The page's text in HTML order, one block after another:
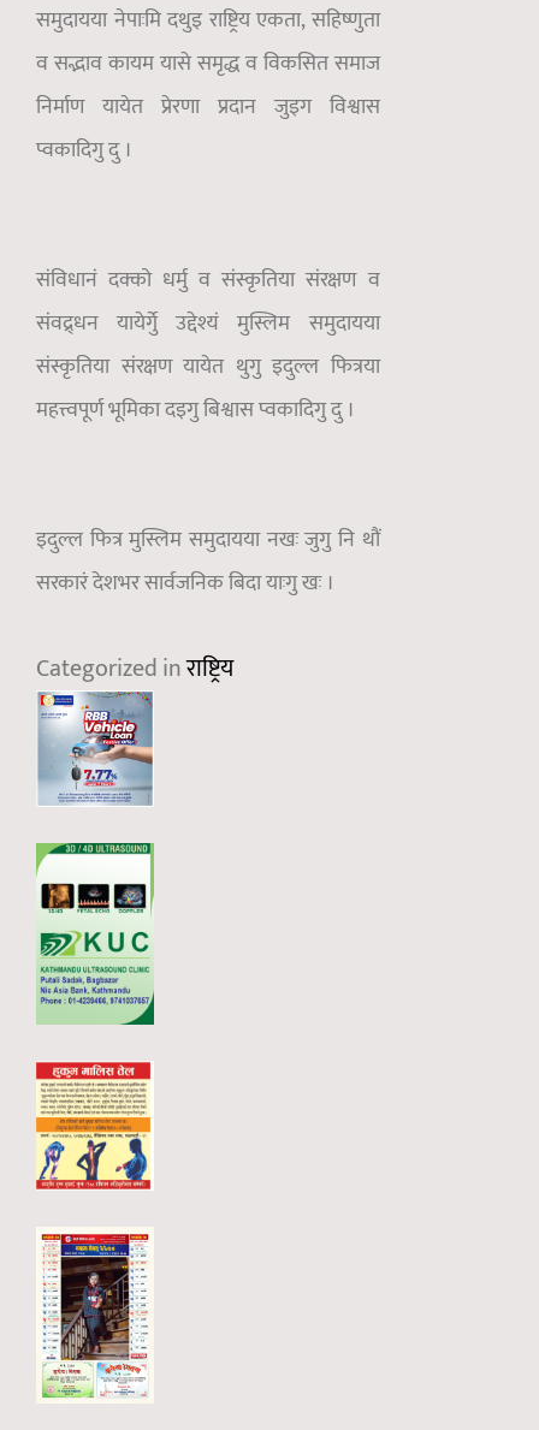
समुदायया नेपाःमि दथुइ राष्ट्रिय एकता, सहिष्णुता
व सद्भाव कायम यासे समृद्ध व विकसित समाज
निर्माण यायेत प्रेरणा प्रदान जुइग विश्वास
प्वकादिगु दु ।
संविधानं दक्को धर्मु व संस्कृतिया संरक्षण व
संवद्र्धन यायेर्गुे उद्देश्यं मुस्लिम समुदायया
संस्कृतिया संरक्षण यायेत थुगु इदुल्ल फित्रया
महत्त्वपूर्ण भूमिका दइगु बिश्वास प्वकादिगु दु ।
इदुल्ल फित्र मुस्लिम समुदायया नखः जुगु नि थौं
सरकारं देशभर सार्वजनिक बिदा याःगु खः ।
Categorized inराष्ट्रिय